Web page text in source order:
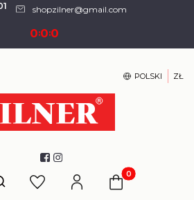
shopzilner@gmail.com
0:0:0
POLSKI ZŁ
wyszukiwarkę Produkty w